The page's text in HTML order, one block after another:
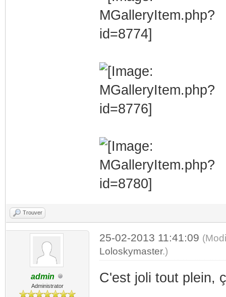
Trouver
admin
Administrator
25-02-2013 11:41:09
Loloskymaster.)
C'est joli tout plein,